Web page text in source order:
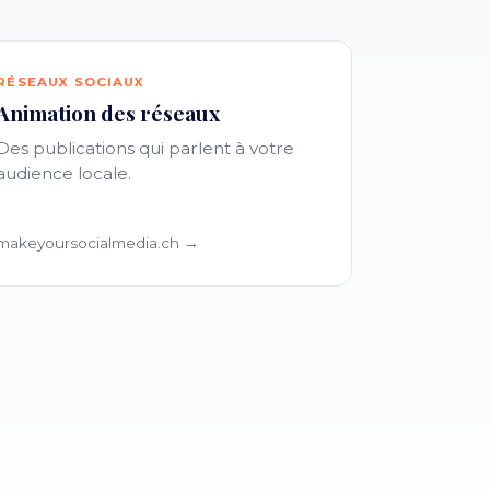
SOCIAUX
des réseaux
publications qui parlent à votre
locale.
→